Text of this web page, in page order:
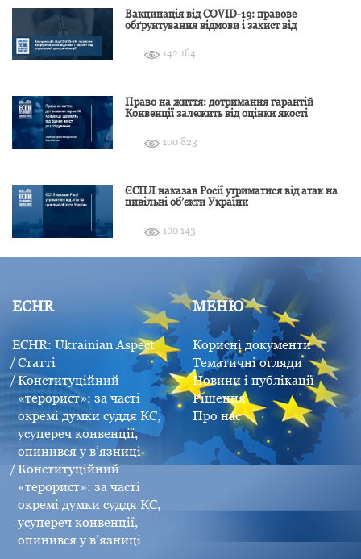
Вакцинація від COVID-19: правове
обґрунтування відмови і захист від
142 164
Право на життя: дотримання гарантій
Конвенції залежить від оцінки якості
100 823
ЄСПЛ наказав Росії утриматися від атак на
цивільні об’єкти України
100 143
ECHR
ECHR: Ukrainian Aspect
Статті
Конституційний
«терорист»: за часті
окремі думки суддя КС,
усупереч конвенції,
опинився у в’язниці
Конституційний
«терорист»: за часті
окремі думки суддя КС,
усупереч конвенції,
опинився у в’язниці
МЕНЮ
Корисні документи
Тематичні огляди
Новини і публікації
Рішення
Про нас